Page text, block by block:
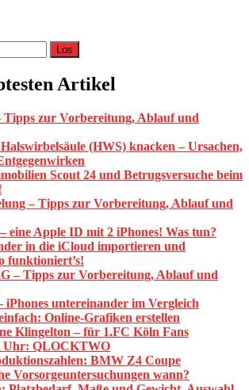
Artikel
Tipps zur Vorbereitung, Ablauf und
(HWS) knacken – Ursachen,
Scout 24 und Betrugsversuche beim
– Tipps zur Vorbereitung, Ablauf und
eine Apple ID mit 2 iPhones! Was tun?
in die iCloud importieren und
funktioniert’s!
– Tipps zur Vorbereitung, Ablauf und
iPhones untereinander im Vergleich
Online-Grafiken erstellen
Klingelton – für 1.FC Köln Fans
Uhr: QLOCKTWO
BMW Z4 Coupe
Vorsorgeuntersuchungen wann?